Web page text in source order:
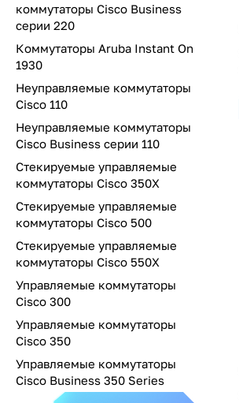
коммутаторы Cisco Business
серии 220
Коммутаторы Aruba Instant On
1930
Неуправляемые коммутаторы
Cisco 110
Неуправляемые коммутаторы
Cisco Business серии 110
Стекируемые управляемые
коммутаторы Cisco 350X
Стекируемые управляемые
коммутаторы Cisco 500
Стекируемые управляемые
коммутаторы Cisco 550X
Управляемые коммутаторы
Cisco 300
Управляемые коммутаторы
Cisco 350
Управляемые коммутаторы
Cisco Business 350 Series